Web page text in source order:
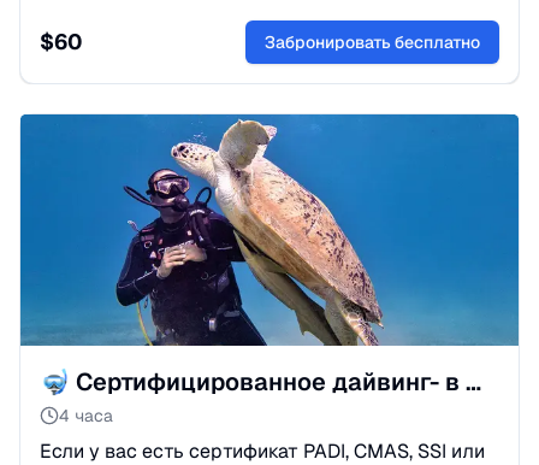
в одном туре. Идеальный баланс драйва и
релакса. Бронируйте приключение!
$60 Забронировать бесплатно
🤿 Сертифицированное дайвинг- в фантастическом Красном море
4 часа
Если у вас есть сертификат PADI, CMAS, SSI или